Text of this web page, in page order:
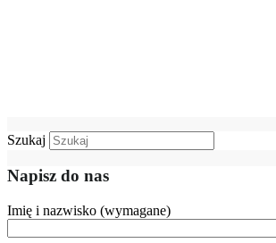
Szukaj
Napisz do nas
Imię i nazwisko (wymagane)